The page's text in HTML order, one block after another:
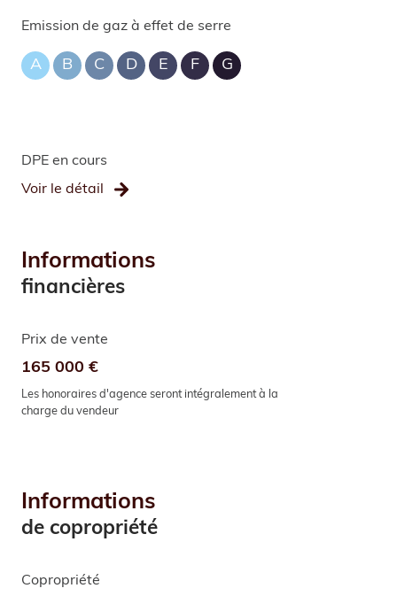
Emission de gaz à effet de serre
A B C D E F G
DPE en cours
Voir le détail
Informations
financières
Prix de vente
165 000 €
Les honoraires d'agence seront intégralement à la
charge du vendeur
Informations
de copropriété
Copropriété